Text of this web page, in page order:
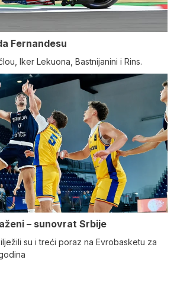
Fernandesu
Iker Lekuona, Bastnijanini i Rins.
– sunovrat Srbije
su i treći poraz na Evrobasketu za